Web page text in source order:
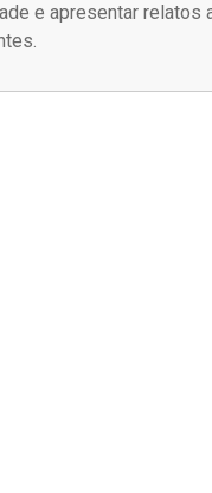
e apresentar